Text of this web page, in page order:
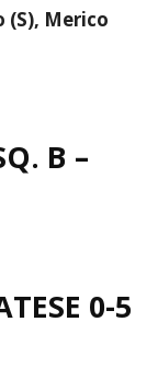
(S), Merico
B –
0-5